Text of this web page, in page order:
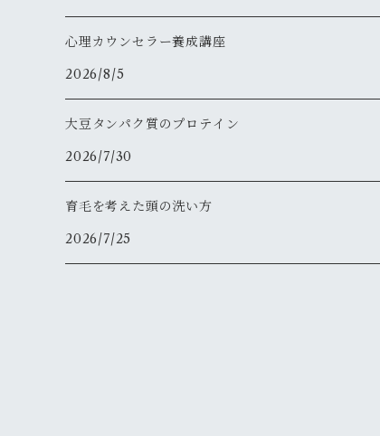
心理カウンセラー養成講座
2026/8/5
大豆タンパク質のプロテイン
2026/7/30
育毛を考えた頭の洗い方
2026/7/25